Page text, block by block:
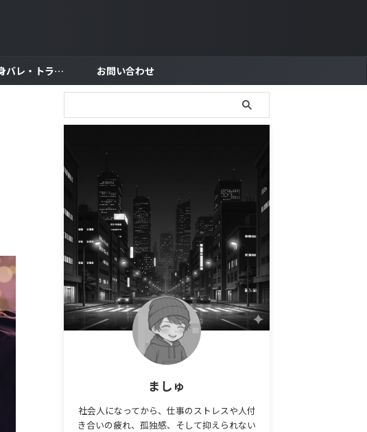
安全・身バレ・トラブル対策 お問い合わせ
ましゅ
社会人になってから、仕事のストレスや人付
き合いの疲れ、孤独感、そして抑えられない